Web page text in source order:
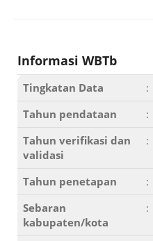
Informasi WBTb
Tingkatan Data :
Tahun pendataan
:
Tahun verifikasi dan
validasi
:
Tahun penetapan :
Sebaran
kabupaten/kota
: